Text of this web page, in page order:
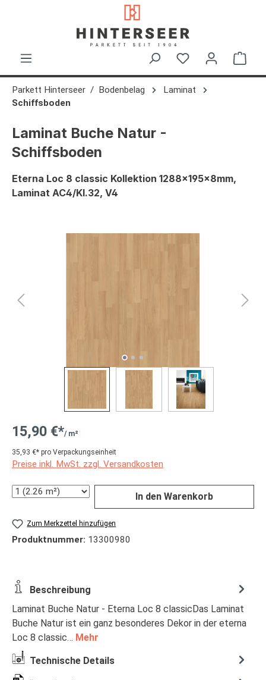
Parkett Hinterseer Bodenbelag
Laminat
Schiffsboden
Laminat Buche Natur -
Schiffsboden
Eterna Loc 8 classic Kollektion 1288x195x8mm,
Laminat AC4/Kl.32, V4
15,90 €*/ m²
35,93 €* pro Verpackungseinheit
Preise inkl. MwSt. zzgl. Versandkosten
Anzahl In den Warenkorb
Zum Merkzettel hinzufügen
Produktnummer: 13300980
Beschreibung
Laminat Buche Natur - Eterna Loc 8 classicDas Laminat
Buche Natur ist ein ganz besonderes Dekor in der eterna
Loc 8 classic… Mehr
Technische Details